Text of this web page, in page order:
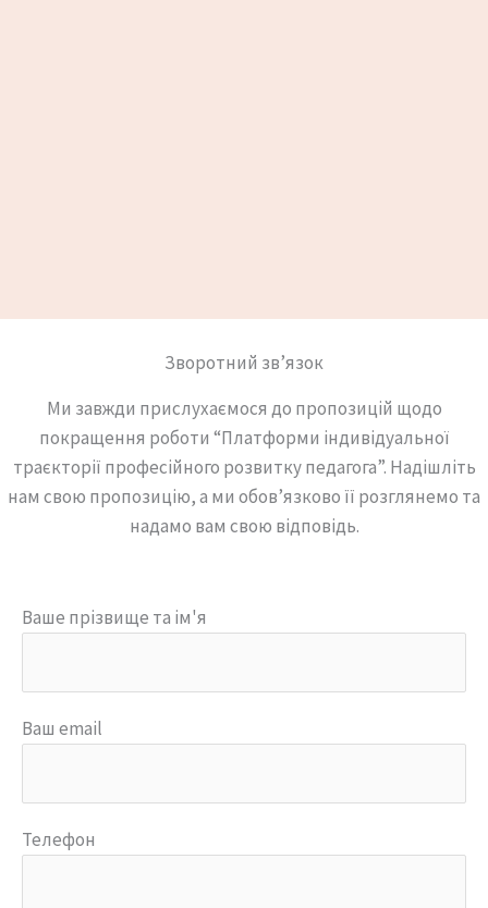
Зворотний зв’язок
Ми завжди прислухаємося до пропозицій щодо
покращення роботи “Платформи індивідуальної
траєкторії професійного розвитку педагога”. Надішліть
нам свою пропозицію, а ми обов’язково її розглянемо та
надамо вам свою відповідь.
Ваше прізвище та ім'я
Ваш email
Телефон